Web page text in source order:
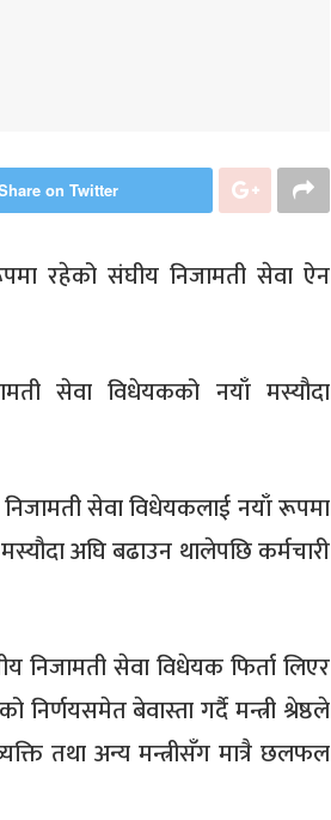
on Twitter
रहेको संघीय निजामती सेवा ऐन
सेवा विधेयकको नयाँ मस्यौदा
निजामती सेवा विधेयकलाई नयाँ रूपमा
अघि बढाउन थालेपछि कर्मचारी
निजामती सेवा विधेयक फिर्ता लिएर
बेवास्ता गर्दै मन्त्री श्रेष्ठले
तथा अन्य मन्त्रीसँग मात्रै छलफल